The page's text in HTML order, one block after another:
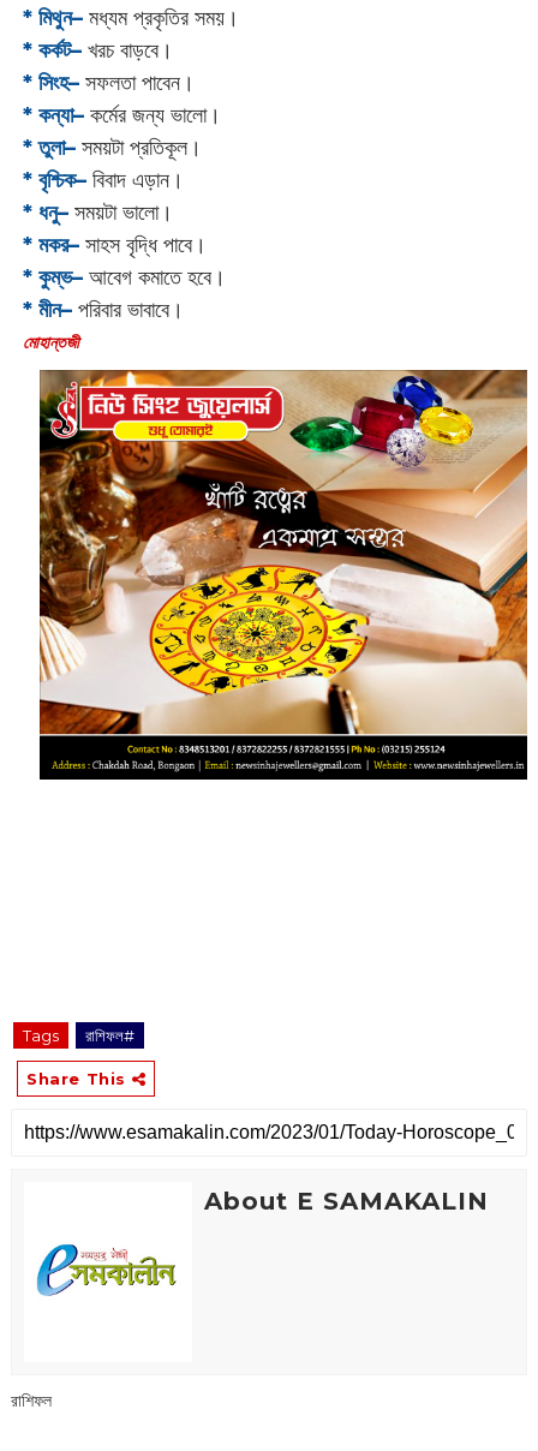
* মিথুন–মধ্যম প্রকৃতির সময়।
* কর্কট–খরচ বাড়বে।
* সিংহ–সফলতা পাবেন।
* কন্যা–কর্মের জন্য ভালো।
* তুলা–সময়টা প্রতিকূল।
* বৃশ্চিক–বিবাদ এড়ান।
* ধনু–সময়টা ভালো।
* মকর–সাহস বৃদ্ধি পাবে।‌
* কুম্ভ–আবেগ কমাতে হবে।
* মীন–পরিবার ভাবাবে।
‌মোহান্তজী‌‌‌‌‌‌‌‌‌‌‌‌‌‌‌‌‌
Tags রাশিফল#
Share This
About E SAMAKALIN
রাশিফল